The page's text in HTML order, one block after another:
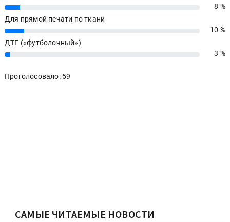
8%
8 %
Для прямой печати по ткани
10%
10 %
ДТГ («футболочный»)
3% 3 %
Проголосовало: 59
САМЫЕ ЧИТАЕМЫЕ НОВОСТИ